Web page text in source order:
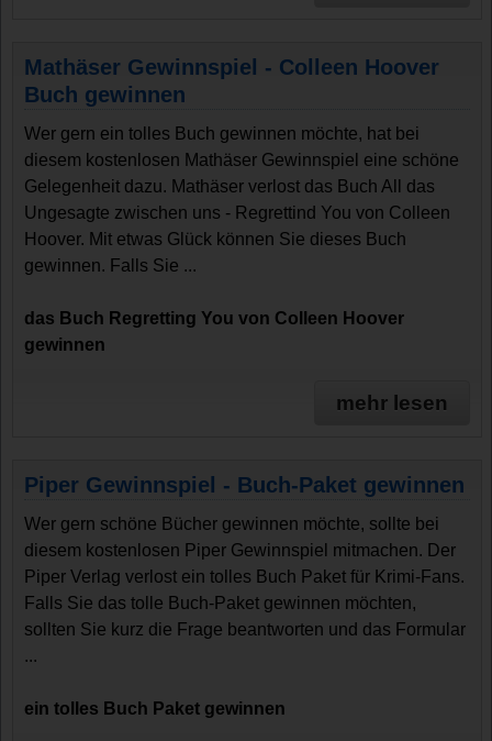
Mathäser Gewinnspiel - Colleen Hoover
Buch gewinnen
Wer gern ein tolles Buch gewinnen möchte, hat bei
diesem kostenlosen Mathäser Gewinnspiel eine schöne
Gelegenheit dazu. Mathäser verlost das Buch All das
Ungesagte zwischen uns - Regrettind You von Colleen
Hoover. Mit etwas Glück können Sie dieses Buch
gewinnen. Falls Sie ...
das Buch Regretting You von Colleen Hoover
gewinnen
mehr lesen
Piper Gewinnspiel - Buch-Paket gewinnen
Wer gern schöne Bücher gewinnen möchte, sollte bei
diesem kostenlosen Piper Gewinnspiel mitmachen. Der
Piper Verlag verlost ein tolles Buch Paket für Krimi-Fans.
Falls Sie das tolle Buch-Paket gewinnen möchten,
sollten Sie kurz die Frage beantworten und das Formular
...
ein tolles Buch Paket gewinnen